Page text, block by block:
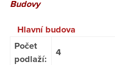
Budovy
Hlavní budova
Počet
podlaží:
4